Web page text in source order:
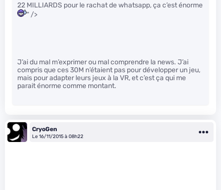
22 MILLIARDS pour le rachat de whatsapp, ça c’est énorme
" />
J’ai du mal m’exprimer ou mal comprendre la news. J’ai
compris que ces 30M n’étaient pas pour développer un jeu,
mais pour adapter leurs jeux à la VR, et c’est ça qui me
parait énorme comme montant.
CryoGen
Le 16/11/2015 à 08h22